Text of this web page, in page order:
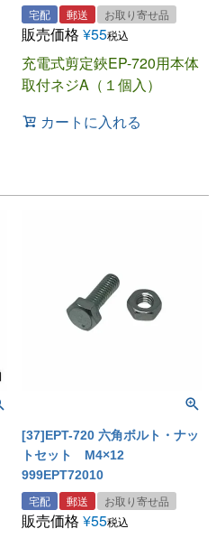
宅配 郵送 お取り寄せ品
販売価格 ¥55税込
充電式剪定鋏EP-720用本体
取付ネジA（１個入）
カートに入れる
[37]EPT-720 六角ボルト・ナッ
トセット M4×12
999EPT72010
宅配 郵送 お取り寄せ品
販売価格 ¥55税込